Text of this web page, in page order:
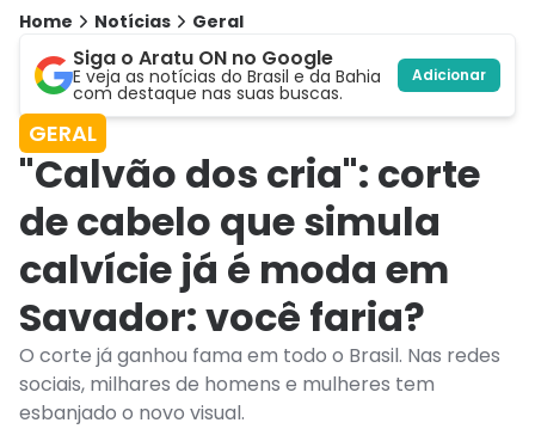
Home Notícias Geral
Siga o Aratu ON no Google
E veja as notícias do Brasil e da Bahia
com destaque nas suas buscas.
Adicionar
GERAL
"Calvão dos cria": corte
de cabelo que simula
calvície já é moda em
Savador: você faria?
O corte já ganhou fama em todo o Brasil. Nas redes
sociais, milhares de homens e mulheres tem
esbanjado o novo visual.